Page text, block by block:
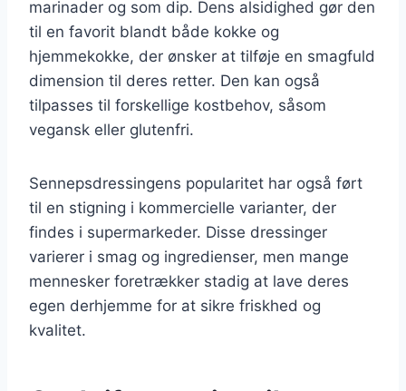
marinader og som dip. Dens alsidighed gør den
til en favorit blandt både kokke og
hjemmekokke, der ønsker at tilføje en smagfuld
dimension til deres retter. Den kan også
tilpasses til forskellige kostbehov, såsom
vegansk eller glutenfri.
Sennepsdressingens popularitet har også ført
til en stigning i kommercielle varianter, der
findes i supermarkeder. Disse dressinger
varierer i smag og ingredienser, men mange
mennesker foretrækker stadig at lave deres
egen derhjemme for at sikre friskhed og
kvalitet.